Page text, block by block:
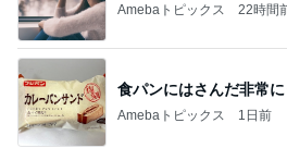
Amebaトピックス 22時間
食パンにはさんだ非常
Amebaトピックス 1日前